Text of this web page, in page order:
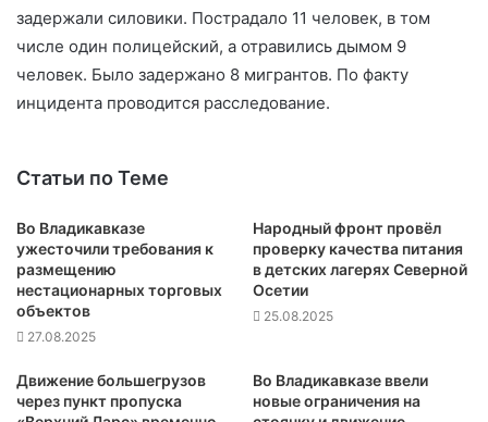
задержали силовики. Пострадало 11 человек, в том
числе один полицейский, а отравились дымом 9
человек. Было задержано 8 мигрантов. По факту
инцидента проводится расследование.
Статьи по Теме
Во Владикавказе
ужесточили требования к
размещению
нестационарных торговых
объектов
27.08.2025
Народный фронт провёл
проверку качества питания
в детских лагерях Северной
Осетии
25.08.2025
Движение большегрузов
через пункт пропуска
Во Владикавказе ввели
новые ограничения на